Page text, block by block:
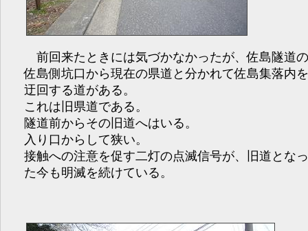
前回来たときには気づかなかったが、佐島隧道
佐島側坑口から現在の県道と分かれて佐島集落内
迂回する道がある。
これは旧県道である。
隧道前からその旧道へはいる。
入り口からして狭い。
接触への注意を促す二灯の点滅信号が、旧道とな
た今も明滅を続けている。